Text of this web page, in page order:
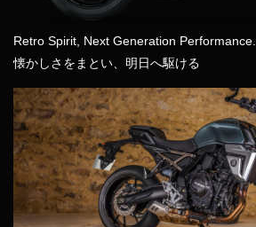
Retro Spirit, Next Generation Performance.
懐かしさをまとい、明日へ駆ける